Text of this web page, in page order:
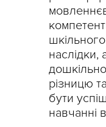
наслідки,
різницю
бути
навчанні